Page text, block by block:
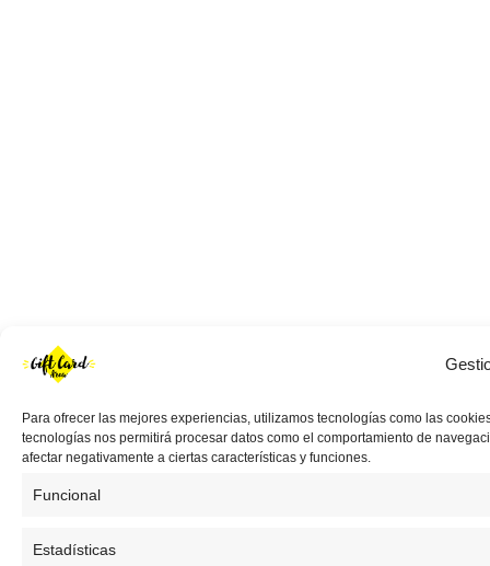
Para ofrecer las mejores experiencias, utilizamos tecnologías como las
tecnologías nos permitirá procesar datos como el comportamiento de
afectar negativamente a ciertas características y funciones.
Funcional
Estadísticas